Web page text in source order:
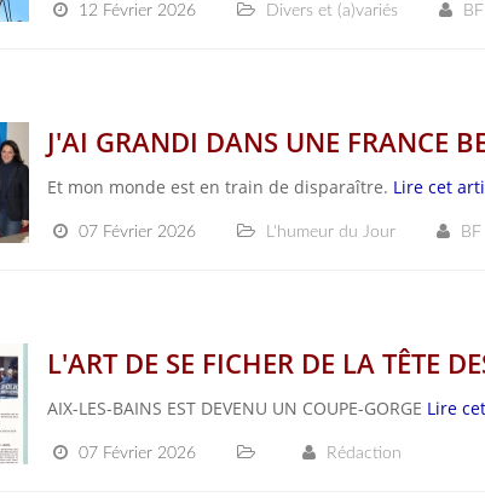
12 Février 2026 Divers et (a)variés BF
J'AI GRANDI DANS UNE FRANCE
Et mon monde est en train de disparaître. Lire cet
07 Février 2026 L'humeur du Jour BF
L'ART DE SE FICHER DE LA TÊTE
AIX-LES-BAINS EST DEVENU UN COUPE-GORGE Lire
07 Février 2026 Rédaction